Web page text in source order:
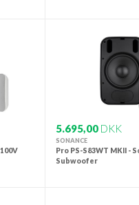
5.695,00 DKK
SONANCE
Pro PS-S83WT MKII -
Subwoofer